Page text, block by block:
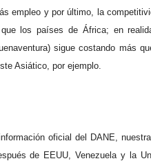
empleo y por último, la
los países de África; en
sigue costando más
Asiático, por ejemplo.
oficial del DANE,
de EEUU, Venezuela y la